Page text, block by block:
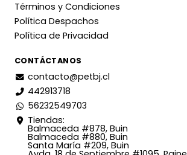
Términos y Condiciones
Política Despachos
Política de Privacidad
CONTÁCTANOS
contacto@petbj.cl
442913718
56232549703
Tiendas:
Balmaceda #878, Buin
Balmaceda #880, Buin
Santa María #209, Buin